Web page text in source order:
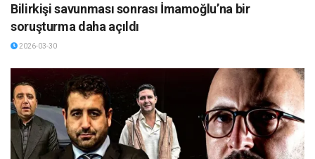
Bilirkişi savunması sonrası İmamoğlu’na bir
soruşturma daha açıldı
2026-03-30